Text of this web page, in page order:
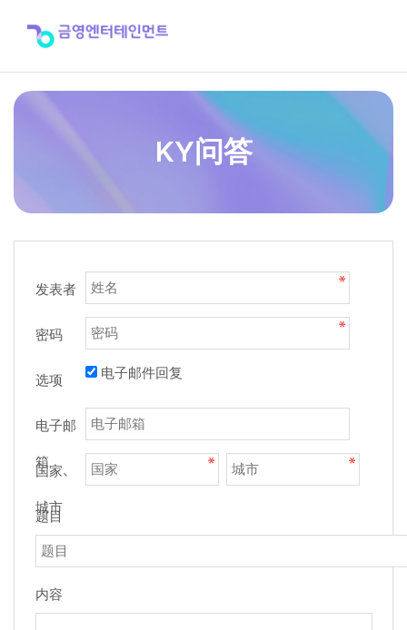
KY问答
发表者
密码
选项 电子邮件回复
电子邮
箱
国家、
城市
题目
内容